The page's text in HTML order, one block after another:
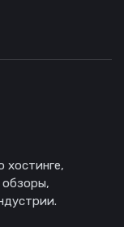
обзоры,